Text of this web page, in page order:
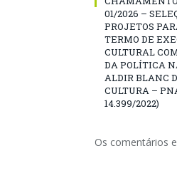
01/2026 –
PROJETOS
TERMO DE
CULTURAL
DA POLÍTICA
ALDIR BLANC
CULTURA –
14.399/2022)
Os comentários